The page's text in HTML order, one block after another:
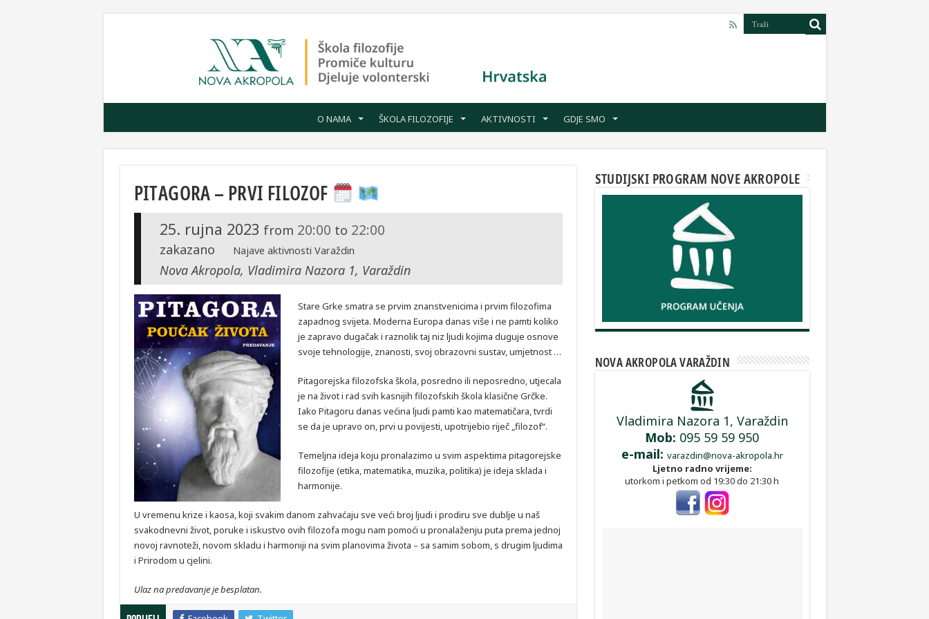
O NAMA ŠKOLA FILOZOFIJE AKTIVNOSTI GDJE SMO
PITAGORA – PRVI FILOZOF
25. rujna 2023 from 20:00 to 22:00
zakazano Najave aktivnosti Varaždin
Nova Akropola, Vladimira Nazora 1, Varaždin
Stare Grke smatra se prvim znanstvenicima i prvim filozofima
zapadnog svijeta. Moderna Europa danas više i ne pamti koliko
je zapravo dugačak i raznolik taj niz ljudi kojima duguje osnove
svoje tehnologije, znanosti, svoj obrazovni sustav, umjetnost …
Pitagorejska filozofska škola, posredno ili neposredno, utjecala
je na život i rad svih kasnijih filozofskih škola klasične Grčke.
Iako Pitagoru danas većina ljudi pamti kao matematičara, tvrdi
se da je upravo on, prvi u povijesti, upotrijebio riječ „filozof“.
Temeljna ideja koju pronalazimo u svim aspektima pitagorejske
filozofije (etika, matematika, muzika, politika) je ideja sklada i
harmonije.
U vremenu krize i kaosa, koji svakim danom zahvaćaju sve veći broj ljudi i prodiru sve dublje u naš
svakodnevni život, poruke i iskustvo ovih filozofa mogu nam pomoći u pronalaženju puta prema jednoj
novoj ravnoteži, novom skladu i harmoniji na svim planovima života – sa samim sobom, s drugim ljudima
i Prirodom u cjelini.
Ulaz na predavanje je besplatan.
STUDIJSKI PROGRAM NOVE AKROPOLE
NOVA AKROPOLA VARAŽDIN
Vladimira Nazora 1, Varaždin
Mob: 095 59 59 950
e-mail: varazdin@nova-akropola.hr
Ljetno radno vrijeme:
utorkom i petkom od 19:30 do 21:30 h